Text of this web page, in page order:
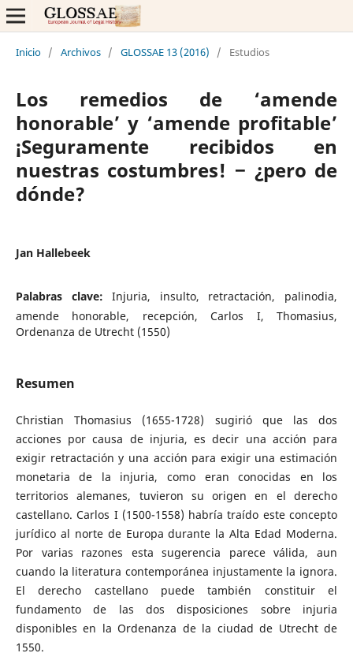
Inicio / Archivos / GLOSSAE 13 (2016) / Estudios
Los remedios de ‘amende
honorable’ y ‘amende profitable’
¡Seguramente recibidos en
nuestras costumbres! ‒ ¿pero de
dónde?
Jan Hallebeek
Palabras clave:Injuria, insulto, retractación, palinodia,
amende honorable, recepción, Carlos I, Thomasius,
Ordenanza de Utrecht (1550)
Resumen
Christian Thomasius (1655-1728) sugirió que las dos
acciones por causa de injuria, es decir una acción para
exigir retractación y una acción para exigir una estimación
monetaria de la injuria, como eran conocidas en los
territorios alemanes, tuvieron su origen en el derecho
castellano. Carlos I (1500-1558) habría traído este concepto
jurídico al norte de Europa durante la Alta Edad Moderna.
Por varias razones esta sugerencia parece válida, aun
cuando la literatura contemporánea injustamente la ignora.
El derecho castellano puede también constituir el
fundamento de las dos disposiciones sobre injuria
disponibles en la Ordenanza de la ciudad de Utrecht de
1550.